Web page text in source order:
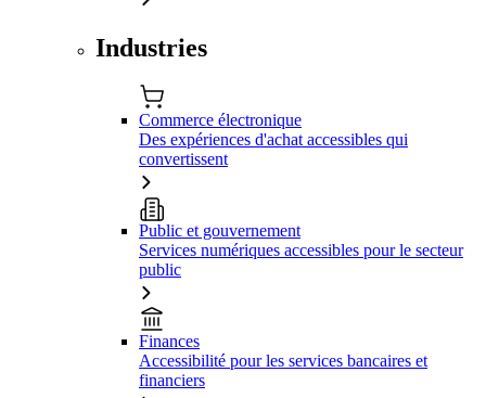
Industries
Commerce électronique
Des expériences d'achat accessibles qui
convertissent
Public et gouvernement
Services numériques accessibles pour le secteur
public
Finances
Accessibilité pour les services bancaires et
financiers